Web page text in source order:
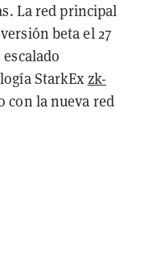
La red principal
beta el 27
StarkExzk-
con la nueva red